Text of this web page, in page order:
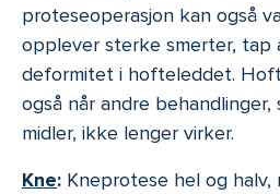
proteseoperasjon kan også
opplever sterke smerter, tap
deformitet i hofteleddet.
også når andre
midler, ikke lenger virker.
Kne: Kneprotese hel og